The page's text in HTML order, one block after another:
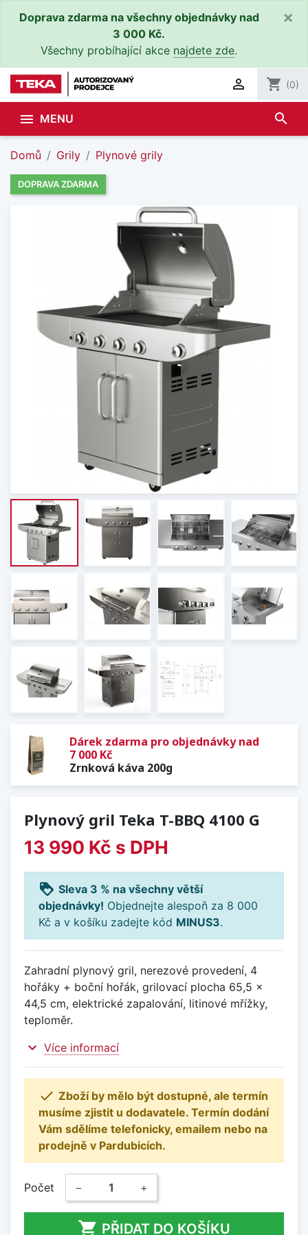
Doprava zdarma na všechny objednávky nad
3 000 Kč.
Všechny probíhající akce najdete zde.
×
 shopping_cart (0)
 MENU search
Domů Grily Plynové grily
DOPRAVA ZDARMA
Dárek zdarma pro objednávky nad
7 000 Kč
Zrnková káva 200g
Plynový gril Teka T-BBQ 4100 G
13 990 Kč s DPH
loyalty Sleva 3 % na všechny větší
objednávky! Objednejte alespoň za 8 000
Kč a v košíku zadejte kód MINUS3.
Zahradní plynový gril, nerezové provedení, 4
hořáky + boční hořák, grilovací plocha 65,5 x
44,5 cm, elektrické zapalování, litinové mřížky,
teploměr.
expand_more Více informací
 Zboží by mělo být dostupné, ale termín
musíme zjistit u dodavatele. Termín dodání
Vám sdělíme telefonicky, emailem nebo na
prodejně v Pardubicích.
Počet − +
 PŘIDAT DO KOŠÍKU